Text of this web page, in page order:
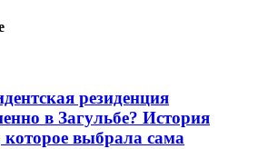
резиденция
в Загульбе? История
которое выбрала сама